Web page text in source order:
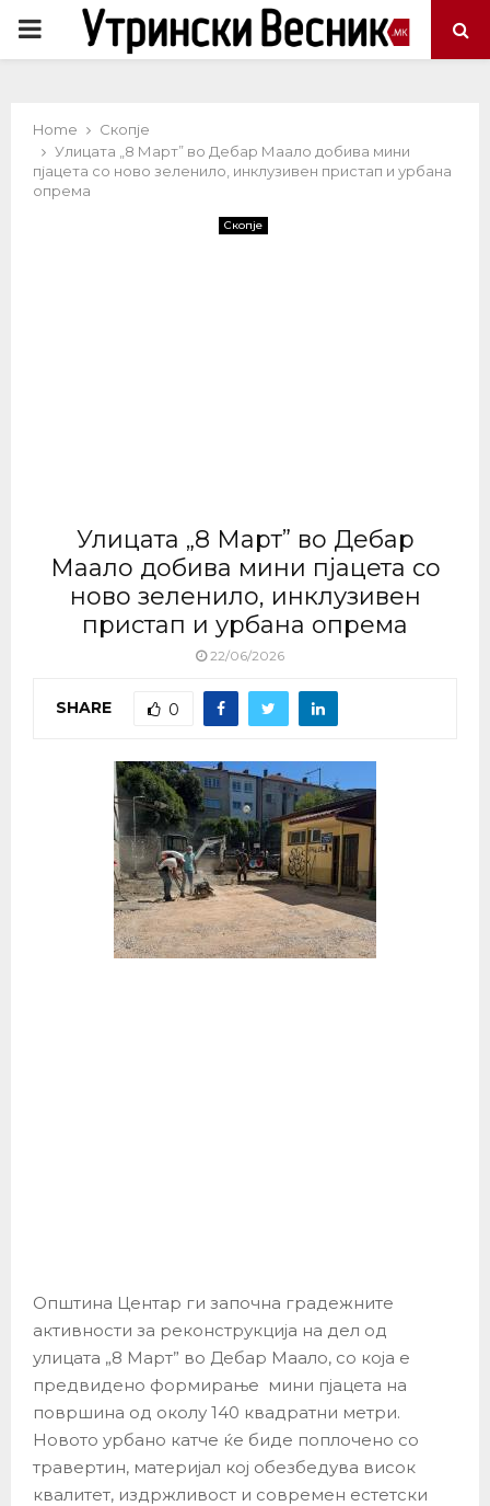
PRIMARY
Home
Скопје
Улицата „8 Март” во Дебар Маало добива мини
пјацета со ново зеленило, инклузивен пристап и урбана
опрема
Скопје
Улицата „8 Март” во Дебар
Маало добива мини пјацета со
ново зеленило, инклузивен
пристап и урбана опрема
22/06/2026
SHARE 0
Општина Центар ги започна градежните
активности за реконструкција на дел од
улицата „8 Март” во Дебар Маало, со која е
предвидено формирање мини пјацета на
површина од околу 140 квадратни метри.
Новото урбано катче ќе биде поплочено со
травертин, материјал кој обезбедува висок
квалитет, издржливост и современ естетски